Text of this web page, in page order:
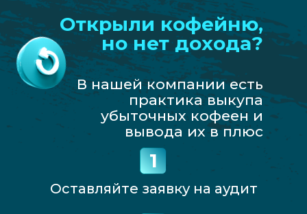
1
В нашей компании есть
практика выкупа
убыточных кофеен и
вывода их в плюс
Оставляйте заявку на аудит
Открыли кофейню,
но нет дохода?